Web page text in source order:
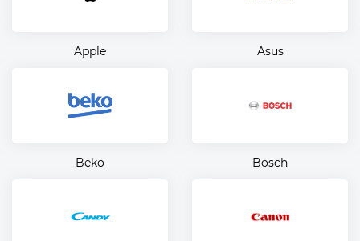
Apple Asus
Beko Bosch